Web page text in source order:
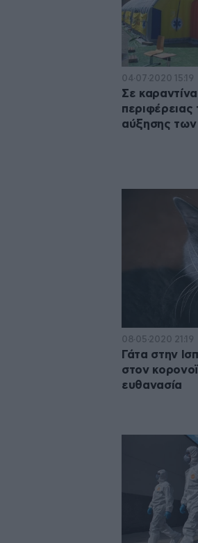
04·07·2020 15:19
Σε
αύξησης
08·05·2020 21:19
Γάτα στην
στον
ευθανασία